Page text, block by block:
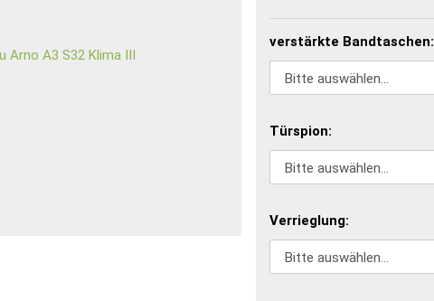
verstärkte Bandtaschen:
Türspion:
Verrieglung: